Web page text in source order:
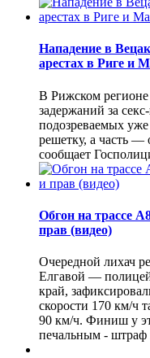
Нападение в
арестах в Риге и
В Рижском регионе
задержаний за
подозреваемых уже
решетку, а часть —
сообщает
Обгон на трассе
прав (видео)
Очередной лихач
Елгавой —
край,
скорости 170 км/ч
90 км/ч. Финиш у
печальным -